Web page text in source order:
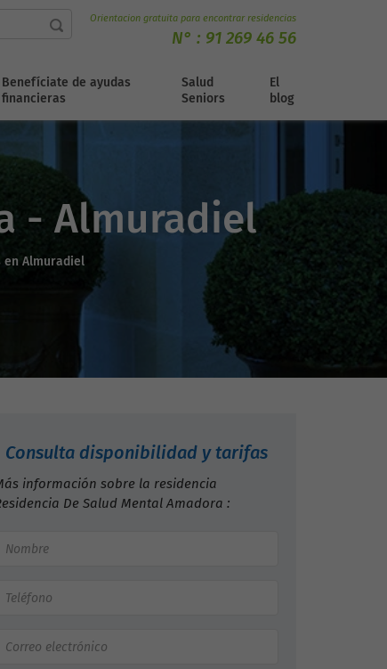
Orientacion gratuita para encontrar residencias
N° : 91 269 46 56
Benefíciate de ayudas
financieras
Salud
Seniors
El
blog
- Almuradiel
en Almuradiel
Consulta disponibilidad y tarifas
información sobre la residencia
De Salud Mental Amadora :